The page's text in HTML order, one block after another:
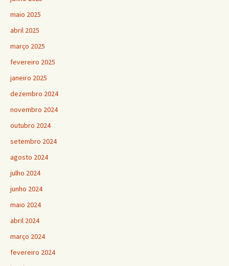
maio 2025
abril 2025
março 2025
fevereiro 2025
janeiro 2025
dezembro 2024
novembro 2024
outubro 2024
setembro 2024
agosto 2024
julho 2024
junho 2024
maio 2024
abril 2024
março 2024
fevereiro 2024